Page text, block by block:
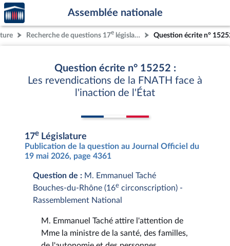
Aller au contenu
Aller en bas de la page
Accèder
à la
page
d'accueil
Assemblée nationale
Recherche de questions 17e législature Question écrite n°
Question écrite n° 15252 :
Les revendications de la FNATH face à
l'inaction de l'État
17e Législature
Publication de la question au Journal Officiel du
19 mai 2026, page 4361
Question de : M. Emmanuel Taché
Bouches-du-Rhône (16e circonscription) -
Rassemblement National
M. Emmanuel Taché attire l'attention de
Mme la ministre de la santé, des familles,